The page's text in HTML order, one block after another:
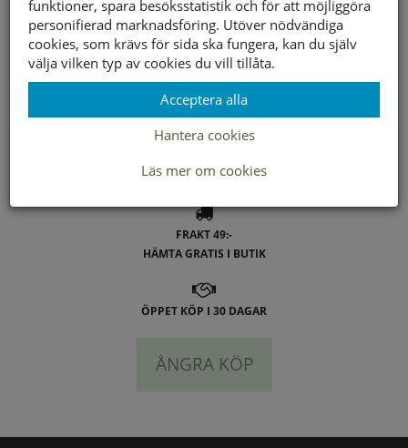
Andra färger
- Duffy
LEVERANS INOM 2-4 DAGAR INOM SVERIGE
FRAKT 49:-
HÄMTA GRATIS I BUTIK
ÖPPET KÖP I 30 DAGAR
ÅNGRA KÖP
funktioner, spara besöksstatistik och för att möjliggöra
personifierad marknadsföring. Utöver nödvändiga
cookies, som krävs för sida ska fungera, kan du själv
välja vilken typ av cookies du vill tillåta.
Acceptera alla
Hantera cookies
Läs mer om cookies